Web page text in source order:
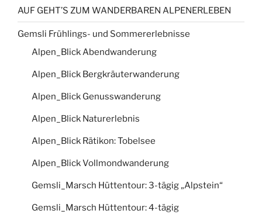
AUF GEHT’S ZUM WANDERBAREN ALPENERLEBEN
Gemsli Frühlings- und Sommererlebnisse
Alpen_Blick Abendwanderung
Alpen_Blick Bergkräuterwanderung
Alpen_Blick Genusswanderung
Alpen_Blick Naturerlebnis
Alpen_Blick Rätikon: Tobelsee
Alpen_Blick Vollmondwanderung
Gemsli_Marsch Hüttentour: 3-tägig „Alpstein“
Gemsli_Marsch Hüttentour: 4-tägig